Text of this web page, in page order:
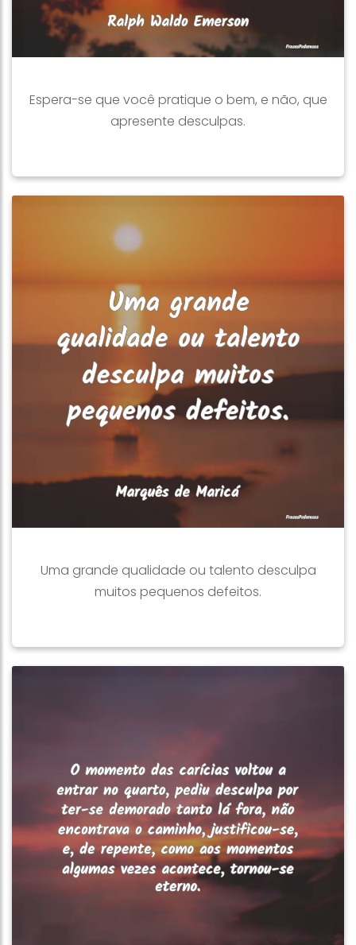
Espera-se que você pratique o bem, e não, que
apresente desculpas.
Uma grande qualidade ou talento desculpa
muitos pequenos defeitos.